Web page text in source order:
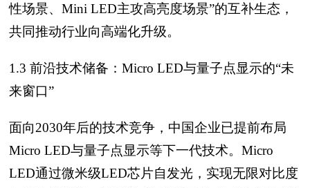
性场景、Mini LED主攻高亮度场景”的互补生态，
共同推动行业向高端化升级。
1.3 前沿技术储备：Micro LED与量子点显示的“未
来窗口”
面向2030年后的技术竞争，中国企业已提前布局
Micro LED与量子点显示等下一代技术。Micro
LED通过微米级LED芯片自发光，实现无限对比度